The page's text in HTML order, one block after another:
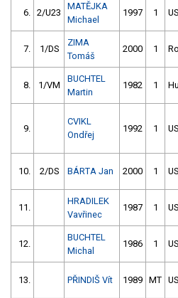
6. 2/U23
MATĚJKA
Michael
1997 1
7. 1/DS
ZIMA
Tomáš
2000 1
8. 1/VM
BUCHTEL
Martin
1982 1
9.
CVIKL
Ondřej
1992 1
10. 2/DS BÁRTA Jan 2000 1
11.
HRADILEK
Vavřinec
1987 1
12.
BUCHTEL
Michal
1986 1
13. PŘINDIŠ Vít 1989 MT